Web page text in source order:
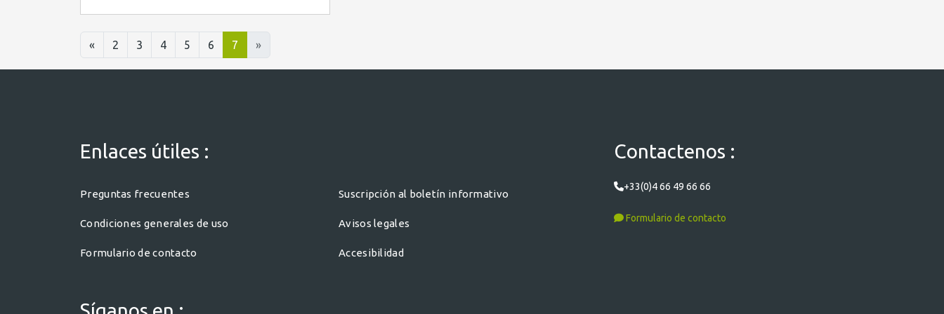
« 2 3 4 5 6 7 »
Enlaces útiles :
Preguntas frecuentes Suscripción al boletín informativo
Condiciones generales de uso Avisos legales
Formulario de contacto Accesibilidad
Contactenos :
+33(0)4 66 49 66 66
Formulario de contacto